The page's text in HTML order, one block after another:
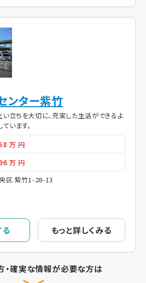
ンター紫竹
立ちを大切に、充実した生活ができるよ
います。
万 円
万 円
区 紫竹1-28-13
もっと詳しくみる
・確実な情報が必要な方は